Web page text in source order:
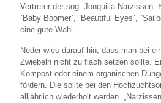
Vertreter der sog. Jonquilla Narzissen.
`Baby Boomer`, `Beautiful Eyes`,
eine gute Wahl.
Neder wies darauf hin, dass man bei
Zwiebeln nicht zu flach setzen sollte.
Kompost oder einem organischen
fördern. Die sollte bei den
alljährlich wiederholt werden.